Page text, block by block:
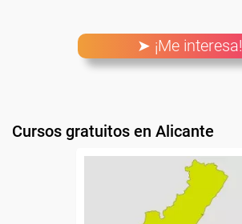
➤ ¡Me interesa!
Cursos gratuitos en Alicante